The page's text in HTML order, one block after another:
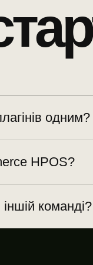
одним?
HPOS?
команді?